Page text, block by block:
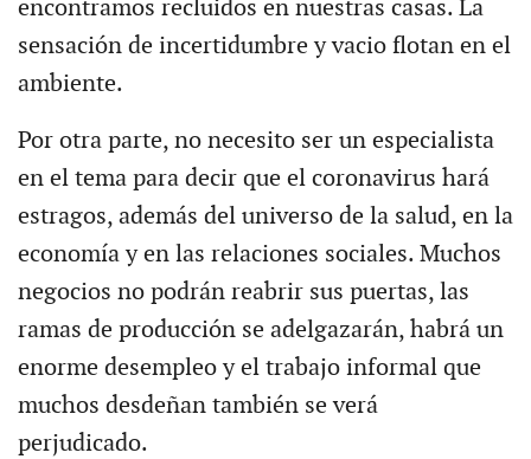
encontramos recluidos en nuestras casas. La
sensación de incertidumbre y vacio flotan en el
ambiente.
Por otra parte, no necesito ser un especialista
en el tema para decir que el coronavirus hará
estragos, además del universo de la salud, en la
economía y en las relaciones sociales. Muchos
negocios no podrán reabrir sus puertas, las
ramas de producción se adelgazarán, habrá un
enorme desempleo y el trabajo informal que
muchos desdeñan también se verá
perjudicado.